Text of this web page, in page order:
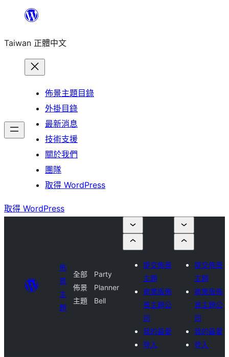
主
Taiwan 正體中文
佈景主題目錄
外掛目錄
最新消息
技術支援
關於我們
團隊
取得 WordPress
取得 WordPress
佈
景
主
題
全部
佈景
主題
Party
Planner
Bell
提交佈景
主題
商業版佈
景主題公
司
我的最愛
登入
提交佈景
主題
商業版佈
景主題公
司
我的最愛
登入